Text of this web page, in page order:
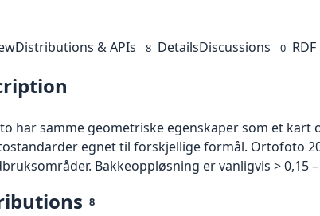
Distributions & APIs 8 DetailsDiscussions 0 RDF
har samme geometriske egenskaper som et
egnet til forskjellige formål. Ortofoto
Bakkeoppløsning er vanligvis > 0,15
8